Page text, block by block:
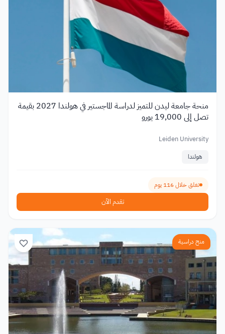
منحة جامعة ليدن للتميز لدراسة الماجستير في هولندا 2027 بقيمة
تصل إلى 19,000 يورو
Leiden University
هولندا
تغلق خلال 116 يوم
تقدم الآن
منح دراسية